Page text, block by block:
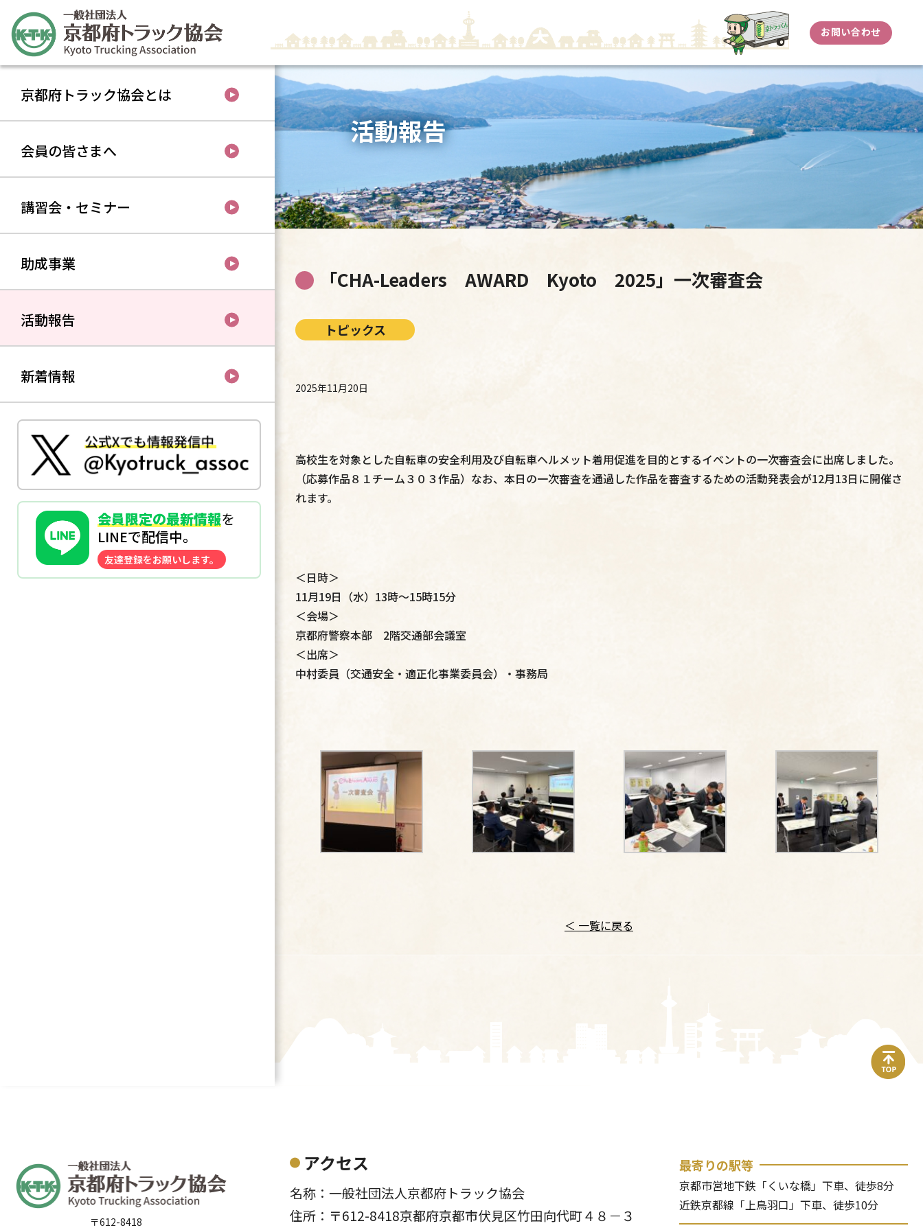
お問い合わせ
京都府トラック協会とは
会員の皆さまへ
講習会・セミナー
助成事業
活動報告
新着情報
会員限定の最新情報を
LINEで配信中。
友達登録をお願いします。
活動報告
「CHA-Leaders AWARD Kyoto 2025」一次審査会
トピックス
2025年11月20日
高校生を対象とした自転車の安全利用及び自転車ヘルメット着用促進を目的とするイベントの一次審査会に出席しました。
（応募作品８１チーム３０３作品）なお、本日の一次審査を通過した作品を審査するための活動発表会が12月13日に開催さ
れます。
＜日時＞
11月19日（水）13時～15時15分
＜会場＞
京都府警察本部 2階交通部会議室
＜出席＞
中村委員（交通安全・適正化事業委員会）・事務局
＜ 一覧に戻る
top
〒612-8418
アクセス
名称：一般社団法人京都府トラック協会
住所：〒612-8418京都府京都市伏見区竹田向代町４８－３
最寄りの駅等
京都市営地下鉄「くいな橋」下車、徒歩8分
近鉄京都線「上鳥羽口」下車、徒歩10分